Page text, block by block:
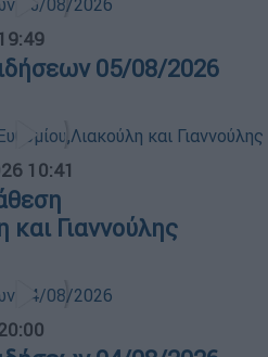
05/08/2026
10:41
και Γιαννούλης